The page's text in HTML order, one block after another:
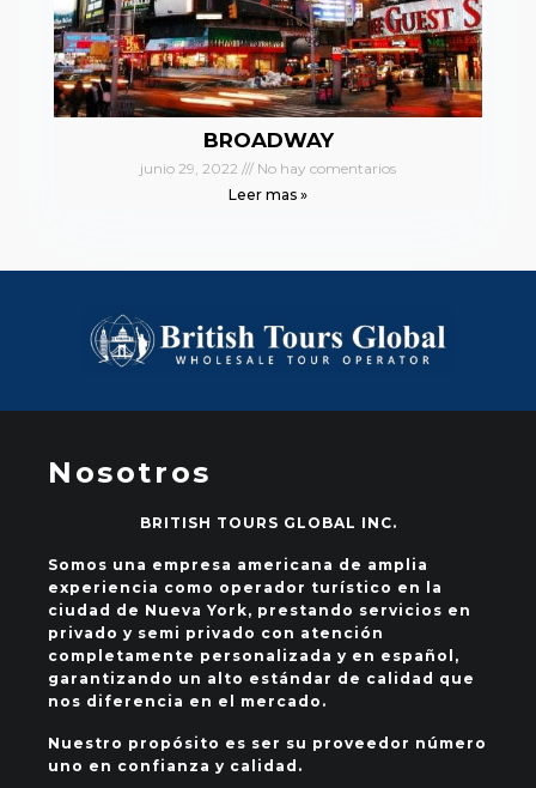
BROADWAY
junio 29, 2022
No hay comentarios
Leer mas »
Nosotros
BRITISH TOURS GLOBAL INC.
Somos una empresa americana de amplia
experiencia como operador turístico en la
ciudad de Nueva York, prestando servicios en
privado y semi privado con atención
completamente personalizada y en español,
garantizando un alto estándar de calidad que
nos diferencia en el mercado.
Nuestro propósito es ser su proveedor número
uno en confianza y calidad.